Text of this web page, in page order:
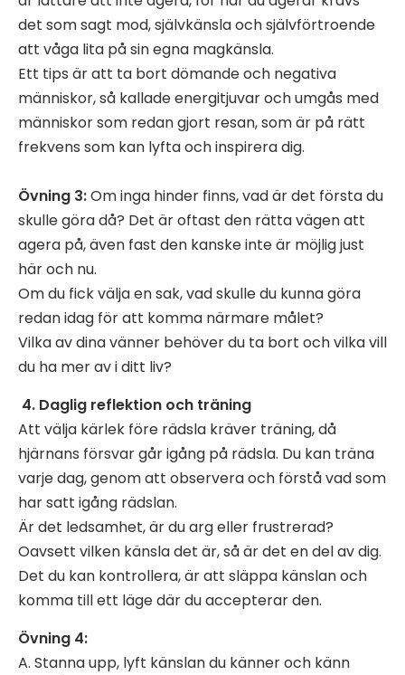
det som sagt mod, självkänsla och självförtroende
att våga lita på sin egna magkänsla.
Ett tips är att ta bort dömande och negativa
människor, så kallade energitjuvar och umgås med
människor som redan gjort resan, som är på rätt
frekvens som kan lyfta och inspirera dig.
Övning 3:Om inga hinder finns, vad är det första du
skulle göra då? Det är oftast den rätta vägen att
agera på, även fast den kanske inte är möjlig just
här och nu.
Om du fick välja en sak, vad skulle du kunna göra
redan idag för att komma närmare målet?
Vilka av dina vänner behöver du ta bort och vilka vill
du ha mer av i ditt liv?
4. Daglig reflektion och träning
Att välja kärlek före rädsla kräver träning, då
hjärnans försvar går igång på rädsla. Du kan träna
varje dag, genom att observera och förstå vad som
har satt igång rädslan.
Är det ledsamhet, är du arg eller frustrerad?
Oavsett vilken känsla det är, så är det en del av dig.
Det du kan kontrollera, är att släppa känslan och
komma till ett läge där du accepterar den.
Övning 4:
A. Stanna upp, lyft känslan du känner och känn